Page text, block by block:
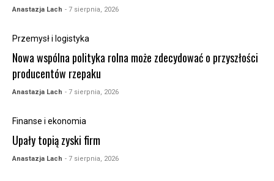
Anastazja Lach - 7 sierpnia, 2026
Przemysł i logistyka
Nowa wspólna polityka rolna może zdecydować o przyszłości
producentów rzepaku
Anastazja Lach - 7 sierpnia, 2026
Finanse i ekonomia
Upały topią zyski firm
Anastazja Lach - 7 sierpnia, 2026